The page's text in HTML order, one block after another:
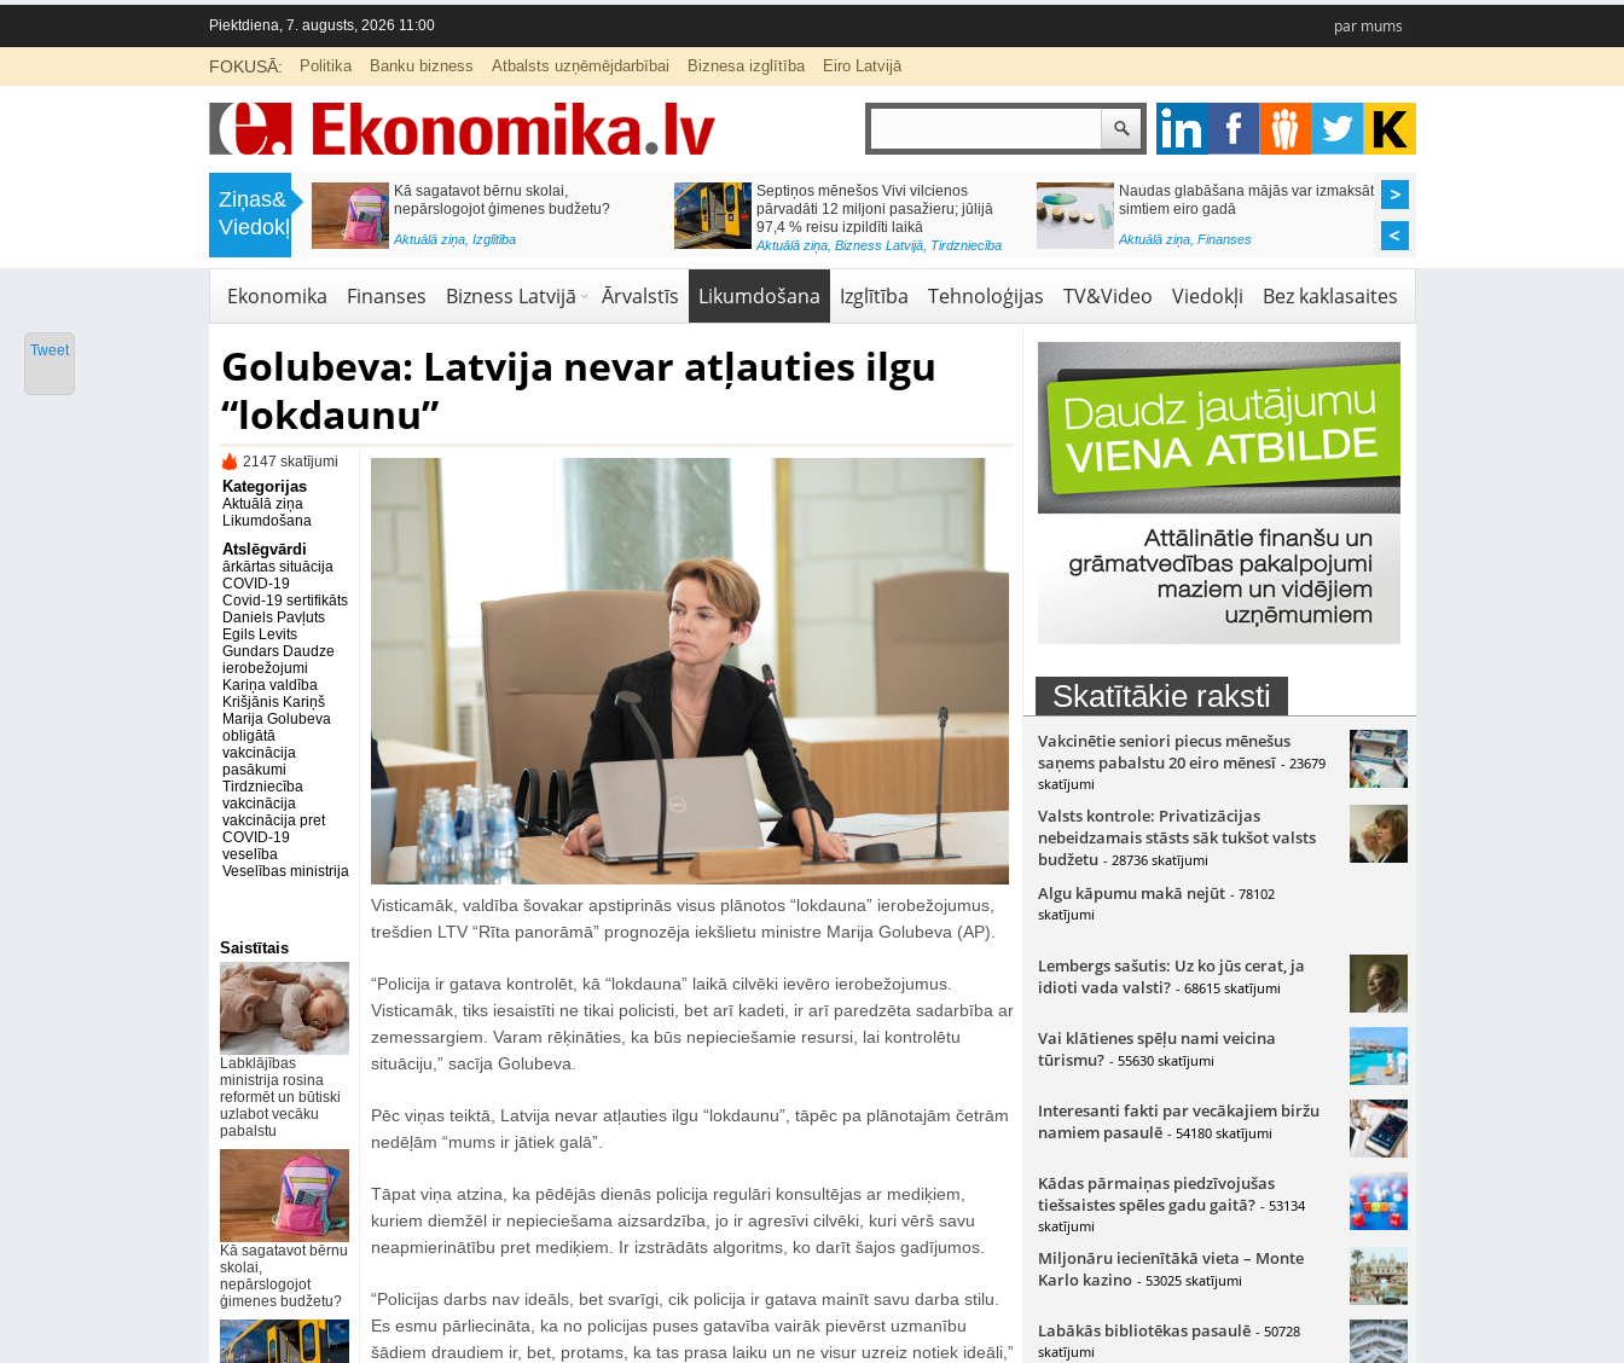
Piektdiena, 7. augusts, 2026 11:00 par mums
FOKUSĀ: Politika Banku bizness Atbalsts uzņēmējdarbībai Biznesa izglītība Eiro Latvijā
Ziņas&
Viedokļi
Labklājības ministrija rosina reformēt
un būtiski uzlabot vecāku pabalstu
Kā sagatavot bērnu skolai,
nepārslogojot ģimenes budžetu?
Aktuālā ziņa, Izglītība
Septiņos mēnešos Vivi vilcienos
pārvadāti 12 miljoni pasažieru; jūlijā
97,4 % reisu izpildīti laikā
Aktuālā ziņa, Bizness Latvijā, Tirdzniecība
Naudas glabāšana mājās var izmaksāt
simtiem eiro gadā
Aktuālā ziņa, Finanses
Ekonomika Finanses Bizness Latvijā Ārvalstīs Likumdošana Izglītība Tehnoloģijas TV&Video Viedokļi Bez kaklasaites
Golubeva: Latvija nevar atļauties ilgu
“lokdaunu”
2147 skatījumi
Kategorijas
Aktuālā ziņa
Likumdošana
Atslēgvārdi
ārkārtas situācija
COVID-19
Covid-19 sertifikāts
Daniels Pavļuts
Egils Levits
Gundars Daudze
ierobežojumi
Kariņa valdība
Krišjānis Kariņš
Marija Golubeva
obligātā
vakcinācija
pasākumi
Tirdzniecība
vakcinācija
vakcinācija pret
COVID-19
veselība
Veselības ministrija
Saistītais
Labklājības
ministrija rosina
reformēt un būtiski
uzlabot vecāku
pabalstu
Kā sagatavot bērnu
skolai,
nepārslogojot
ģimenes budžetu?
Visticamāk, valdība šovakar apstiprinās visus plānotos “lokdauna” ierobežojumus,
trešdien LTV “Rīta panorāmā” prognozēja iekšlietu ministre Marija Golubeva (AP).
“Policija ir gatava kontrolēt, kā “lokdauna” laikā cilvēki ievēro ierobežojumus.
Visticamāk, tiks iesaistīti ne tikai policisti, bet arī kadeti, ir arī paredzēta sadarbība ar
zemessargiem. Varam rēķināties, ka būs nepieciešamie resursi, lai kontrolētu
situāciju,” sacīja Golubeva.
Pēc viņas teiktā, Latvija nevar atļauties ilgu “lokdaunu”, tāpēc pa plānotajām četrām
nedēļām “mums ir jātiek galā”.
Tāpat viņa atzina, ka pēdējās dienās policija regulāri konsultējas ar mediķiem,
kuriem diemžēl ir nepieciešama aizsardzība, jo ir agresīvi cilvēki, kuri vērš savu
neapmierinātību pret mediķiem. Ir izstrādāts algoritms, ko darīt šajos gadījumos.
“Policijas darbs nav ideāls, bet svarīgi, cik policija ir gatava mainīt savu darba stilu.
Es esmu pārliecināta, ka no policijas puses gatavība vairāk pievērst uzmanību
šādiem draudiem ir, bet, protams, ka tas prasa laiku un ne visur uzreiz notiek ideāli,”
Skatītākie raksti
Vakcinētie seniori piecus mēnešus
saņems pabalstu 20 eiro mēnesī - 23679
skatījumi
Valsts kontrole: Privatizācijas
nebeidzamais stāsts sāk tukšot valsts
budžetu - 28736 skatījumi
Algu kāpumu makā nejūt - 78102
skatījumi
Lembergs sašutis: Uz ko jūs cerat, ja
idioti vada valsti? - 68615 skatījumi
Vai klātienes spēļu nami veicina
tūrismu? - 55630 skatījumi
Interesanti fakti par vecākajiem biržu
namiem pasaulē - 54180 skatījumi
Kādas pārmaiņas piedzīvojušas
tiešsaistes spēles gadu gaitā? - 53134
skatījumi
Miljonāru iecienītākā vieta – Monte
Karlo kazino - 53025 skatījumi
Labākās bibliotēkas pasaulē - 50728
skatījumi
Tweet